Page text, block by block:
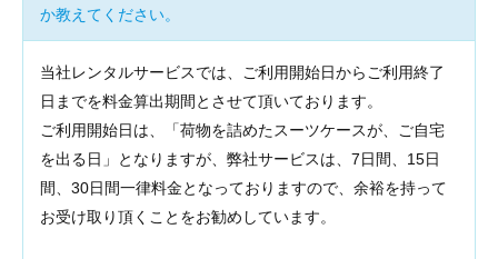
か教えてください。
当社レンタルサービスでは、ご利用開始日からご利用終了
日までを料金算出期間とさせて頂いております。
ご利用開始日は、「荷物を詰めたスーツケースが、ご自宅
を出る日」となりますが、弊社サービスは、7日間、15日
間、30日間一律料金となっておりますので、余裕を持って
お受け取り頂くことをお勧めしています。